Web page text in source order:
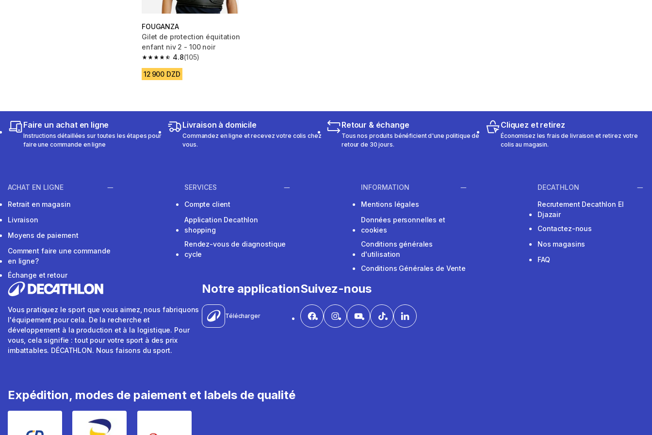
FOUGANZA
Gilet de protection équitation
enfant niv 2 - 100 noir
4.8
4.8 out of 5 stars from 105 reviews
(105)
12 900 DZD
Faire un achat en ligne
Instructions détaillées sur toutes les étapes pour
faire une commande en ligne
Livraison à domicile
Commandez en ligne et recevez votre colis chez
vous.
Retour & échange
Tous nos produits bénéficient d'une politique de
retour de 30 jours.
Cliquez et retirez
Économisez les frais de livraison et retirez votre
colis au magasin.
ACHAT EN LIGNE
Retrait en magasin
Livraison
Moyens de paiement
Comment faire une commande
en ligne?
Échange et retour
SERVICES
Compte client
Application Decathlon
shopping
Rendez-vous de diagnostique
cycle
INFORMATION
Mentions légales
Données personnelles et
cookies
Conditions générales
d'utilisation
Conditions Générales de Vente
DECATHLON
Recrutement Decathlon El
Djazair
Contactez-nous
Nos magasins
FAQ
Vous pratiquez le sport que vous aimez, nous fabriquons
l'équipement pour cela. De la recherche et
développement à la production et à la logistique. Pour
vous, cela signifie : tout pour votre sport à des prix
imbattables. DÉCATHLON. Nous faisons du sport.
Notre application
Télécharger
Suivez-nous
Expédition, modes de paiement et labels de qualité